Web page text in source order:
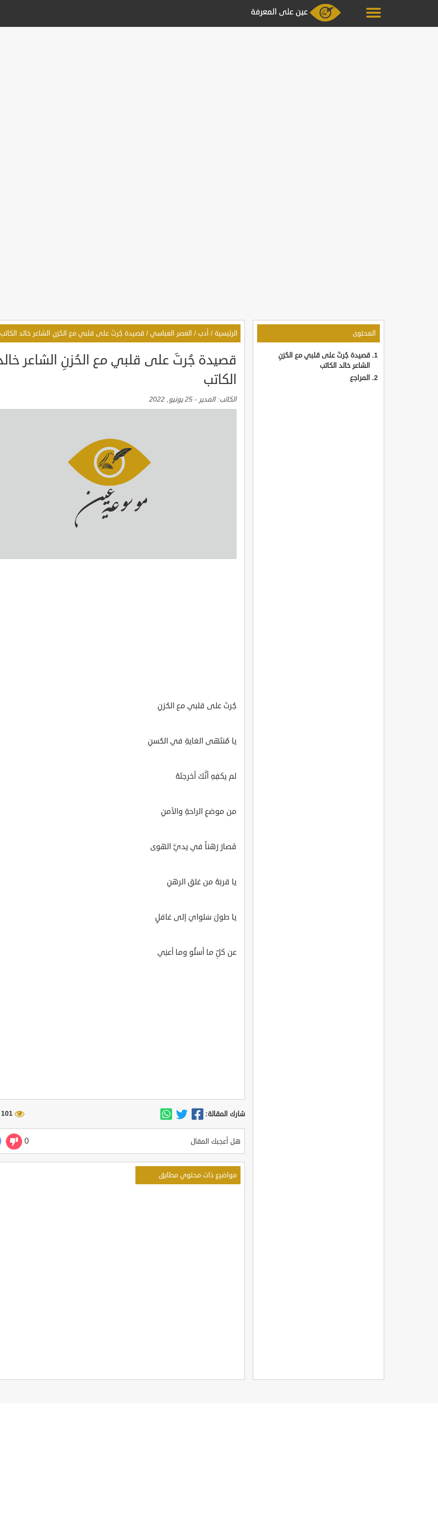
المحتوى
قصيدة جُرتَ على قلبي مع الحُزنِ
الشاعر خالد الكاتب
المراجع
الرئيسية / أدب / العصر العباسي / قصيدة جُرتَ على قلبي مع الحُزنِ الشاعر خالد الكاتب
قصيدة جُرتَ على قلبي مع الحُزنِ الشاعر
الكاتب
الكاتب:المدير - 25 يونيو, 2022
جُرتَ على قلبي مع الحُزنِ
يا مُنتَهى الغايةِ في الحُسنِ
لم يكفِهِ أنَّكَ أخرجتَهُ
من موضعِ الراحةِ والأمنِ
فَصارَ رَهناً في يديَّ الهوى
يا قربَهُ من غلقِ الرهنِ
يا طولَ سَلوايَ إلى غافلٍ
عن كلِّ ما أسلُو وما أعنِي
شارك المقالة: 101 مشاهدة
هل أعجبك المقال 0
مواضيع ذات محتوي مطابق